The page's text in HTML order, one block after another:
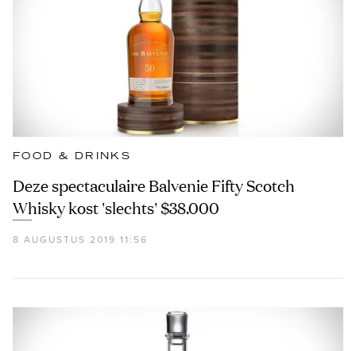
FOOD & DRINKS
Deze spectaculaire Balvenie Fifty Scotch
Whisky kost 'slechts' $38.000
8 AUGUSTUS 2019 11:56